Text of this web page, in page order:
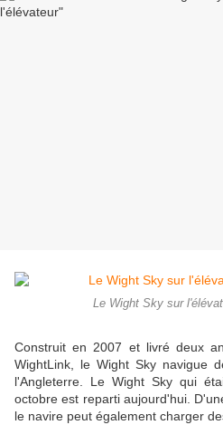
Le Wight Sky sur
Construit en 2007 et livré deux
WightLink, le Wight Sky navigue
l'Angleterre. Le Wight Sky qui
octobre est reparti aujourd'hui.
le navire peut également charger